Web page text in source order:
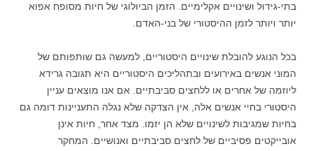
בתי-גידול ושינויים אקלימיים. הזמן הביולוגי של חיות מסופח אפוא
יותר ויותר לזמן ההיסטורי של בני-האדם.
בכל הנוגע להובלת שינויים היסטוריים, למעשה גם שותפותם של
המוני אנשים באירועים ובתהליכים היסטוריים היא תגובה גרידא
ליוזמה של אחרים או ללחצים סביבתיים. אם אנו מוצאים עניין
היסטורי בחיי אנשים אלה, אין הצדקה שלא נגלה התעניינות דומה גם
בחיות שמגיבות לשינויים שלא הן יזמו. מצד אחר, חיות אינן
אובייקטים פסיביים של לחצים סביבתיים ואנושיים. המחקר